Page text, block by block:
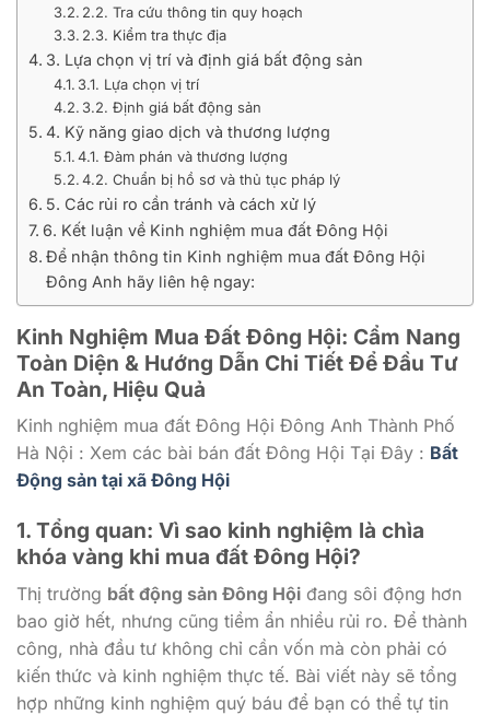
2.2. Tra cứu thông tin quy hoạch
2.3. Kiểm tra thực địa
3. Lựa chọn vị trí và định giá bất động sản
3.1. Lựa chọn vị trí
3.2. Định giá bất động sản
4. Kỹ năng giao dịch và thương lượng
4.1. Đàm phán và thương lượng
4.2. Chuẩn bị hồ sơ và thủ tục pháp lý
5. Các rủi ro cần tránh và cách xử lý
6. Kết luận về Kinh nghiệm mua đất Đông Hội
Để nhận thông tin Kinh nghiệm mua đất Đông Hội
Đông Anh hãy liên hệ ngay:
Kinh Nghiệm Mua Đất Đông Hội: Cẩm Nang
Toàn Diện & Hướng Dẫn Chi Tiết Để Đầu Tư
An Toàn, Hiệu Quả
Kinh nghiệm mua đất Đông Hội Đông Anh Thành Phố
Hà Nội : Xem các bài bán đất Đông Hội Tại Đây : Bất
Động sản tại xã Đông Hội
1. Tổng quan: Vì sao kinh nghiệm là chìa
khóa vàng khi mua đất Đông Hội?
Thị trường bất động sản Đông Hội đang sôi động hơn
bao giờ hết, nhưng cũng tiềm ẩn nhiều rủi ro. Để thành
công, nhà đầu tư không chỉ cần vốn mà còn phải có
kiến thức và kinh nghiệm thực tế. Bài viết này sẽ tổng
hợp những kinh nghiệm quý báu để bạn có thể tự tin